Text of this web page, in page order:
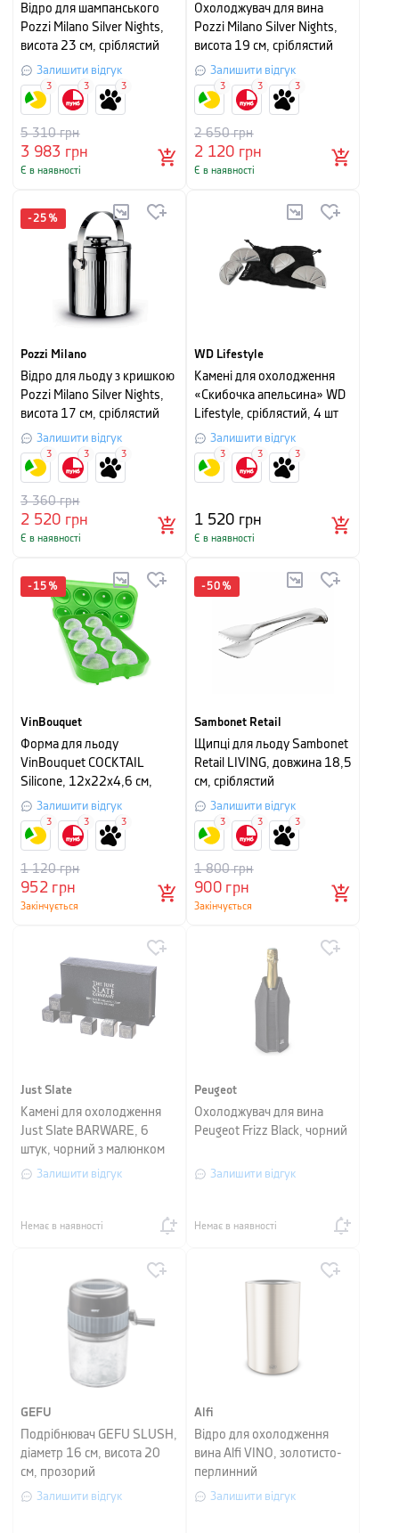
Відро для шампанського
Pozzi Milano Silver Nights,
висота 23 см, сріблястий
Залишити відгук
3 983 грн
5 310грн
Є в наявності
3 3 3
Охолоджувач для вина
Pozzi Milano Silver Nights,
висота 19 см, сріблястий
Залишити відгук
2 120 грн
2 650грн
Є в наявності
3 3 3
-25 %
Pozzi Milano
Відро для льоду з кришкою
Pozzi Milano Silver Nights,
висота 17 см, сріблястий
Залишити відгук
2 520 грн
3 360грн
Є в наявності
3 3 3
WD Lifestyle
Камені для охолодження
«Скибочка апельсина» WD
Lifestyle, сріблястий, 4 шт
Залишити відгук
1 520 грн
Є в наявності
3 3 3
-15 %
VinBouquet
Форма для льоду
VinBouquet COCKTAIL
Silicone, 12х22х4,6 см,
зелений
Залишити відгук
952 грн
1 120грн
Закінчується
3 3 3
-50 %
Sambonet Retail
Щипці для льоду Sambonet
Retail LIVING, довжина 18,5
см, сріблястий
Залишити відгук
900грн
1 800грн
Закінчується
3 3 3
Just Slate
Камені для охолодження
Just Slate BARWARE, 6
штук, чорний з малюнком
Залишити відгук
Немає в наявності
Peugeot
Охолоджувач для вина
Peugeot Frizz Black, чорний
Залишити відгук
Немає в наявності
GEFU
Подрібнювач GEFU SLUSH,
діаметр 16 см, висота 20
см, прозорий
Залишити відгук
Alfi
Відро для охолодження
вина Alfi VINO, золотисто-
перлинний
Залишити відгук